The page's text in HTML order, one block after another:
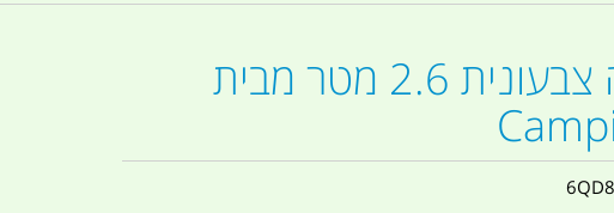
שמשיה צבעונית 2.6 מטר ­מבית